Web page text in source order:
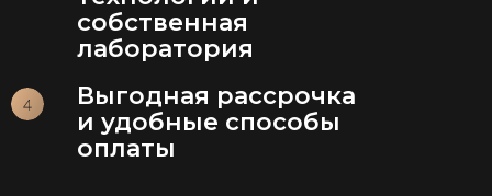
собственная
лаборатория
Выгодная рассрочка
и удобные способы
оплаты